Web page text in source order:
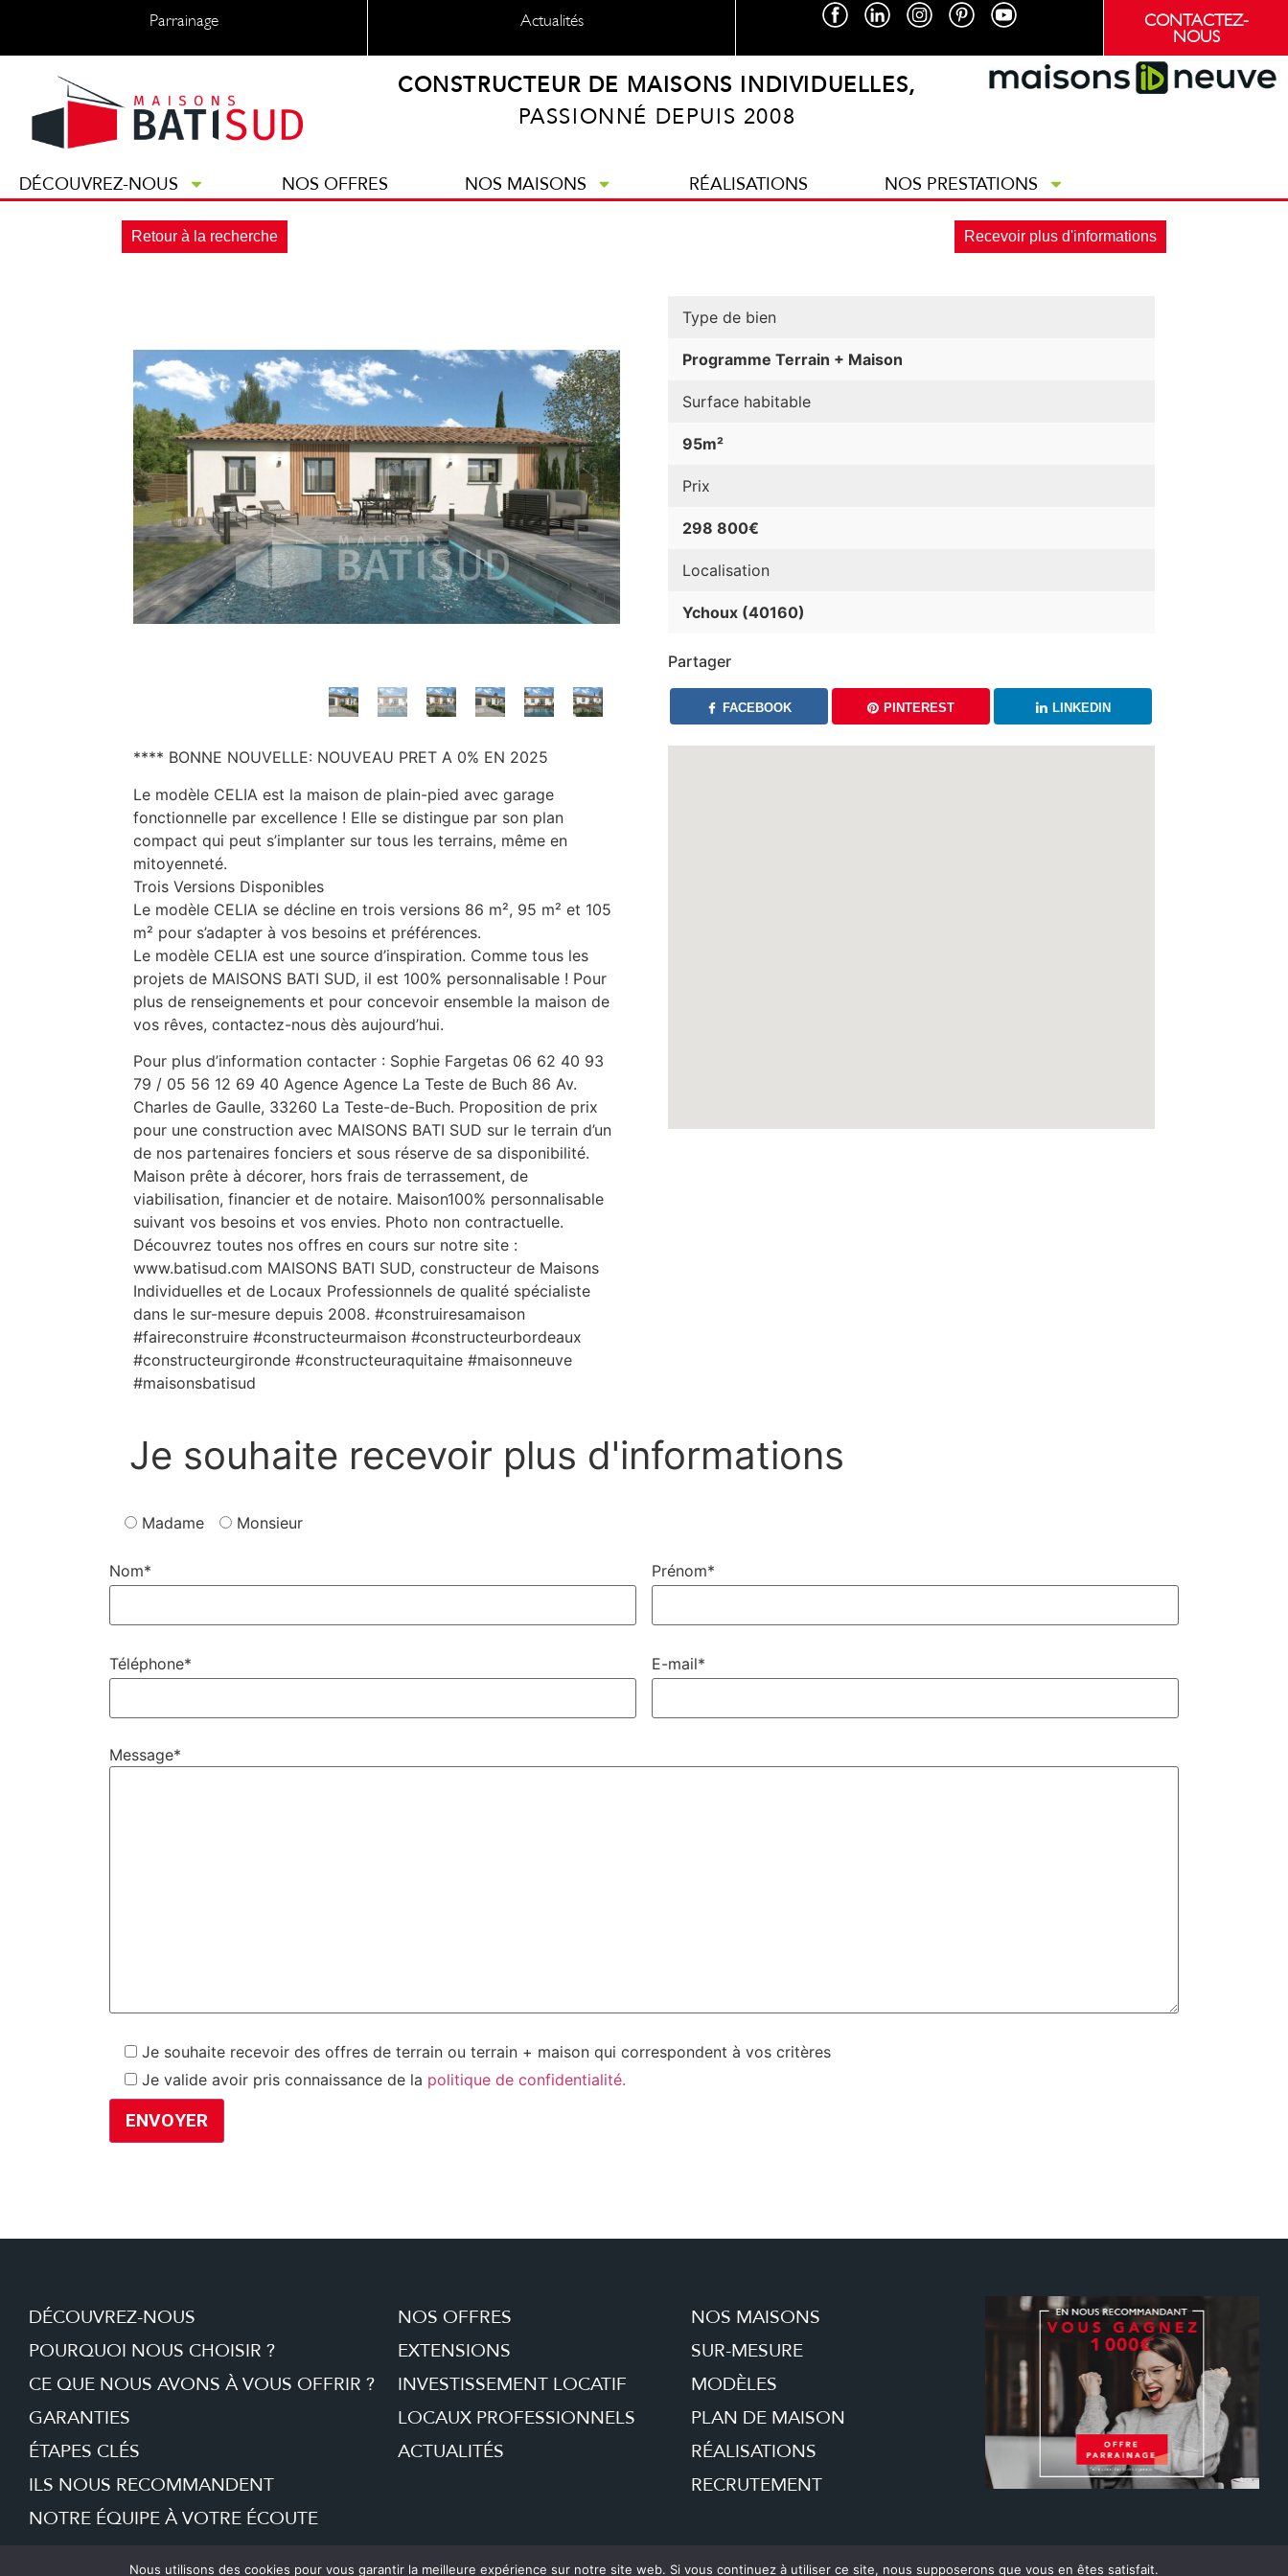
Parrainage Actualités CONTACTEZ-
NOUS
CONSTRUCTEUR DE MAISONS INDIVIDUELLES,
PASSIONNÉ DEPUIS 2008
DÉCOUVREZ-NOUS NOS OFFRES NOS MAISONS RÉALISATIONS NOS PRESTATIONS
Retour à la recherche Recevoir plus d'informations
**** BONNE NOUVELLE: NOUVEAU PRET A 0% EN 2025
Le modèle CELIA est la maison de plain-pied avec garage
fonctionnelle par excellence ! Elle se distingue par son plan
compact qui peut s’implanter sur tous les terrains, même en
mitoyenneté.
Trois Versions Disponibles
Le modèle CELIA se décline en trois versions 86 m², 95 m² et 105
m² pour s’adapter à vos besoins et préférences.
Le modèle CELIA est une source d’inspiration. Comme tous les
projets de MAISONS BATI SUD, il est 100% personnalisable ! Pour
plus de renseignements et pour concevoir ensemble la maison de
vos rêves, contactez-nous dès aujourd’hui.
Pour plus d’information contacter : Sophie Fargetas 06 62 40 93
79 / 05 56 12 69 40 Agence Agence La Teste de Buch 86 Av.
Charles de Gaulle, 33260 La Teste-de-Buch. Proposition de prix
pour une construction avec MAISONS BATI SUD sur le terrain d’un
de nos partenaires fonciers et sous réserve de sa disponibilité.
Maison prête à décorer, hors frais de terrassement, de
viabilisation, financier et de notaire. Maison100% personnalisable
suivant vos besoins et vos envies. Photo non contractuelle.
Découvrez toutes nos offres en cours sur notre site :
www.batisud.com MAISONS BATI SUD, constructeur de Maisons
Individuelles et de Locaux Professionnels de qualité spécialiste
dans le sur-mesure depuis 2008. #construiresamaison
#faireconstruire #constructeurmaison #constructeurbordeaux
#constructeurgironde #constructeuraquitaine #maisonneuve
#maisonsbatisud
Type de bien
Programme Terrain + Maison
Surface habitable
95m²
Prix
298 800€
Localisation
Ychoux (40160)
Partager
FACEBOOK PINTEREST LINKEDIN
Je souhaite recevoir plus d'informations
Madame Monsieur
Nom* Prénom*
Téléphone* E-mail*
Message*
Je souhaite recevoir des offres de terrain ou terrain + maison qui correspondent à vos critères
Je valide avoir pris connaissance de la politique de confidentialité.
DÉCOUVREZ-NOUS
POURQUOI NOUS CHOISIR ?
CE QUE NOUS AVONS À VOUS OFFRIR ?
GARANTIES
ÉTAPES CLÉS
ILS NOUS RECOMMANDENT
NOTRE ÉQUIPE À VOTRE ÉCOUTE
NOS OFFRES
EXTENSIONS
INVESTISSEMENT LOCATIF
LOCAUX PROFESSIONNELS
ACTUALITÉS
NOS MAISONS
SUR-MESURE
MODÈLES
PLAN DE MAISON
RÉALISATIONS
RECRUTEMENT
Nous utilisons des cookies pour vous garantir la meilleure expérience sur notre site web. Si vous continuez à utiliser ce site, nous supposerons que vous en êtes satisfait.